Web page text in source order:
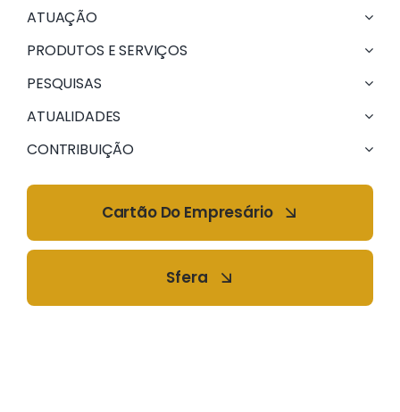
ATUAÇÃO
PRODUTOS E SERVIÇOS
PESQUISAS
ATUALIDADES
CONTRIBUIÇÃO
Cartão Do Empresário
Sfera